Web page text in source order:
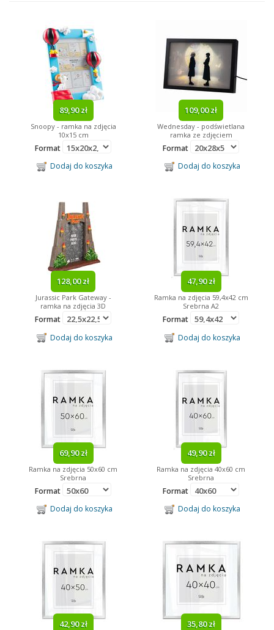
Fototapety
Obrazy Na Płótnie
Kalendarze
Gadżety
obraz na drewnie
Marilyn Monroe
piłka nożna abstrakcja
filmowe
obraz na drewnie
lustra w ramie James Bond
sport
Arsenal
trójwymiarowe
Star Wars reprezentacja
Kubuś Puchatek
Despicable Me
Looney Tunes
89,90 zł
Snoopy - ramka na zdjęcia
10x15 cm
Format
Dodaj do koszyka
109,00 zł
Wednesday - podświetlana
ramka ze zdjęciem
Format
Dodaj do koszyka
128,00 zł
Jurassic Park Gateway -
ramka na zdjęcia 3D
Format
Dodaj do koszyka
47,90 zł
Ramka na zdjęcia 59,4x42 cm
Srebrna A2
Format
Dodaj do koszyka
69,90 zł
Ramka na zdjęcia 50x60 cm
Srebrna
Format
Dodaj do koszyka
49,90 zł
Ramka na zdjęcia 40x60 cm
Srebrna
Format
Dodaj do koszyka
42,90 zł 35,80 zł